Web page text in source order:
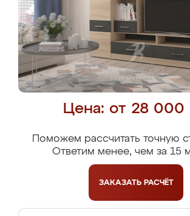
Цена: от 28 000
Поможем рассчитать точную
Ответим менее, чем за 15
ЗАКАЗАТЬ РАСЧЁТ